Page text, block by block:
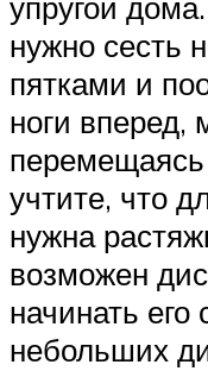
нужно сесть
пятками и
ноги вперед,
учтите, что
нужна
возможен
начинать его
небольших